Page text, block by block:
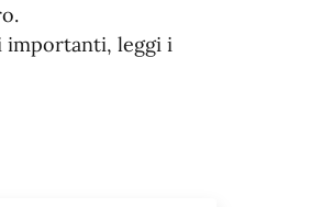
importanti, leggi i